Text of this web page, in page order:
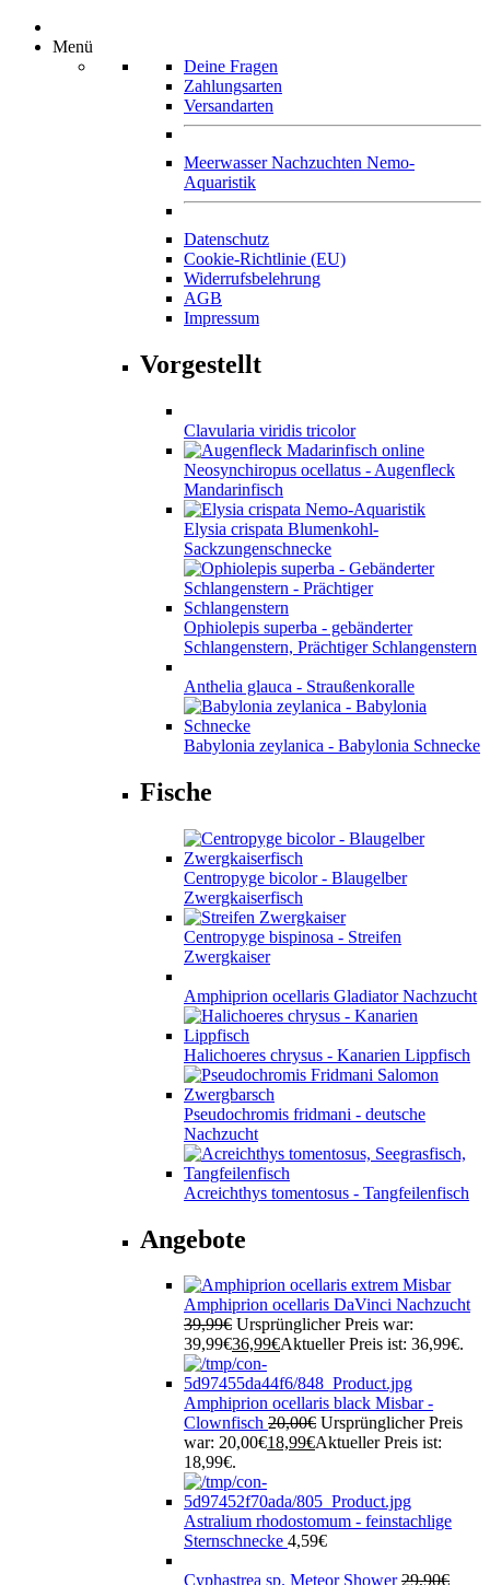
Menü
Deine Fragen
Zahlungsarten
Versandarten
Meerwasser Nachzuchten Nemo-
Aquaristik
Datenschutz
Cookie-Richtlinie (EU)
Widerrufsbelehrung
AGB
Impressum
Vorgestellt
Clavularia viridis tricolor
Neosynchiropus ocellatus - Augenfleck
Mandarinfisch
Elysia crispata Blumenkohl-
Sackzungenschnecke
Ophiolepis superba - gebänderter
Schlangenstern, Prächtiger Schlangenstern
Anthelia glauca - Straußenkoralle
Babylonia zeylanica - Babylonia Schnecke
Fische
Centropyge bicolor - Blaugelber
Zwergkaiserfisch
Centropyge bispinosa - Streifen
Zwergkaiser
Amphiprion ocellaris Gladiator Nachzucht
Halichoeres chrysus - Kanarien Lippfisch
Pseudochromis fridmani - deutsche
Nachzucht
Acreichthys tomentosus - Tangfeilenfisch
Angebote
Amphiprion ocellaris DaVinci Nachzucht
39,99€ Ursprünglicher Preis war:
39,99€36,99€Aktueller Preis ist: 36,99€.
Amphiprion ocellaris black Misbar -
Clownfisch 20,00€ Ursprünglicher Preis
war: 20,00€18,99€Aktueller Preis ist:
18,99€.
Astralium rhodostomum - feinstachlige
Sternschnecke 4,59€
Cyphastrea sp. Meteor Shower29,90€